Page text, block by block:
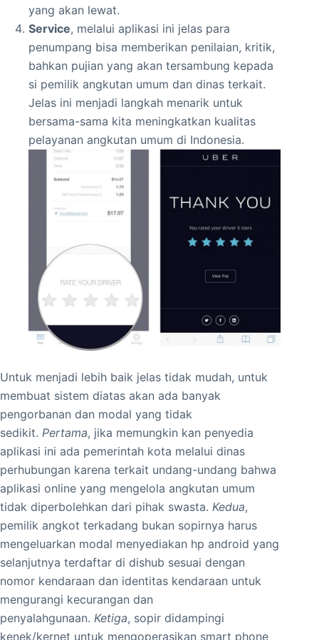
yang akan lewat.
Service, melalui aplikasi ini jelas para
penumpang bisa memberikan penilaian, kritik,
bahkan pujian yang akan tersambung kepada
si pemilik angkutan umum dan dinas terkait.
Jelas ini menjadi langkah menarik untuk
bersama-sama kita meningkatkan kualitas
pelayanan angkutan umum di Indonesia.
Untuk menjadi lebih baik jelas tidak mudah, untuk
membuat sistem diatas akan ada banyak
pengorbanan dan modal yang tidak
sedikit. Pertama, jika memungkin kan penyedia
aplikasi ini ada pemerintah kota melalui dinas
perhubungan karena terkait undang-undang bahwa
aplikasi online yang mengelola angkutan umum
tidak diperbolehkan dari pihak swasta. Kedua,
pemilik angkot terkadang bukan sopirnya harus
mengeluarkan modal menyediakan hp android yang
selanjutnya terdaftar di dishub sesuai dengan
nomor kendaraan dan identitas kendaraan untuk
mengurangi kecurangan dan
penyalahgunaan. Ketiga, sopir didampingi
kenek/kernet untuk mengoperasikan smart phone